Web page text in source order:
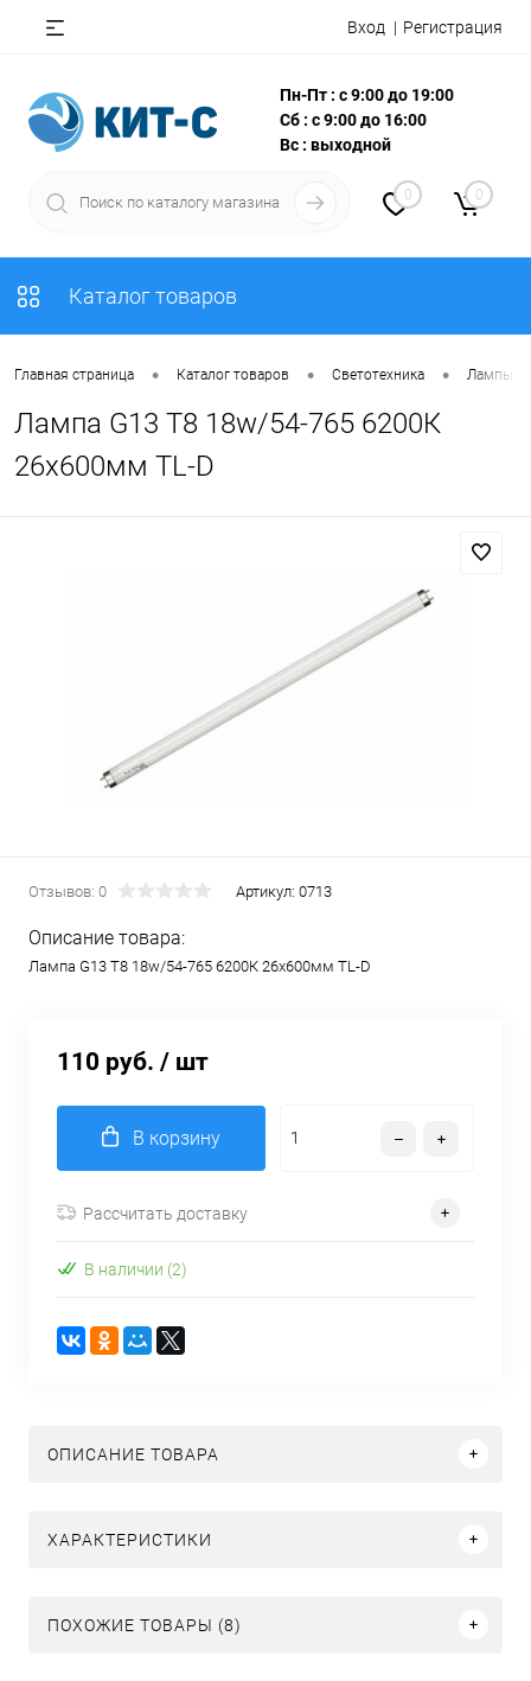
Вход Регистрация
Пн-Пт : с 9:00 до 19:00
Сб : с 9:00 до 16:00
Вс : выходной
0 0
Каталог товаров
Главная страница • Каталог товаров • Светотехника • Лампы
Лампа G13 T8 18w/54-765 6200К
26х600мм TL-D
Отзывов: 0 Артикул: 0713
Описание товара:
Лампа G13 T8 18w/54-765 6200К 26х600мм TL-D
110 руб. / шт
В корзину
Рассчитать доставку
В наличии (2)
ОПИСАНИЕ ТОВАРА
ХАРАКТЕРИСТИКИ
ПОХОЖИЕ ТОВАРЫ (8)